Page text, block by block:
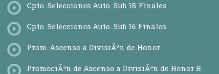
Cpto. Selecciones Auto. Sub 18 Finales
Cpto. Selecciones Auto. Sub 16 Finales
Prom. Ascenso a DivisiÃ³n de Honor
PromociÃ³n de Ascenso a DivisiÃ³n de Honor B